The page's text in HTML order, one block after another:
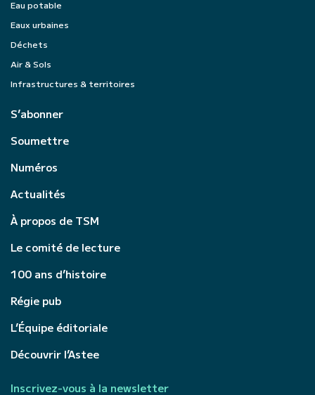
Eau potable
Eaux urbaines
Déchets
Air & Sols
Infrastructures & territoires
S’abonner
Soumettre
Numéros
Actualités
À propos de TSM
Le comité de lecture
100 ans d’histoire
Régie pub
L’Équipe éditoriale
Découvrir l’Astee
Inscrivez-vous à la newsletter